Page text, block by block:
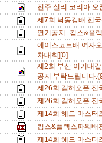
진주 실리 코리아
제7회 낙동강배 전
연기공지 -킴스&플
에이스코트배 여자
차대회][0]
제2회 부산 이기대
공지 부탁드립니다
제26회 김해오픈
제26회 김해오픈
제14회 헤드 마스
킴스&플렉스파워
제14회 헤드 마스터